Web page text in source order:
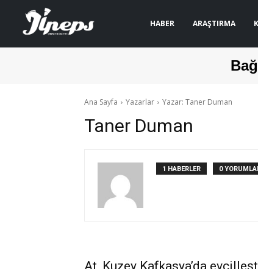
HABER ARAŞTIRMA
Ana Sayfa Yazarlar Yazar: Taner Duman
Taner Duman
1 HABERLER 0
At, Kuzey Kafkasya’da